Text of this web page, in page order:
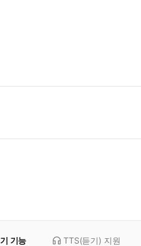
기능 TTS(듣기) 지원